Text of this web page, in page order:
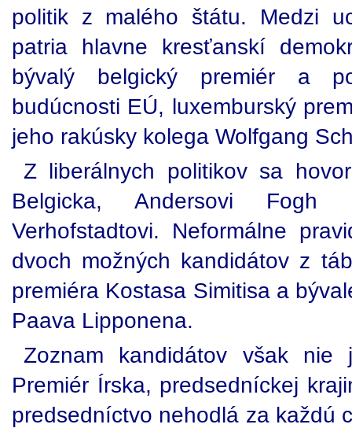
politik z malého štátu. Medzi
patria hlavne kresťanskí
bývalý belgický premiér a
budúcnosti EÚ, luxemburský
jeho rakúsky kolega Wolfgang
Z liberálnych politikov sa
Belgicka, Andersovi Fogh
Verhofstadtovi. Neformálne
dvoch možných kandidátov z
premiéra Kostasa Simitisa a
Paava Lipponena.
Zoznam kandidátov však
Premiér Írska, predsedníckej
predsedníctvo nehodlá za každú